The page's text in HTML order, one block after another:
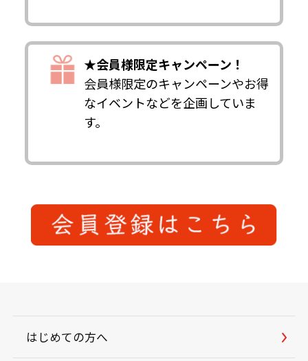
★会員様限定キャンペーン！
会員様限定のキャンペーンやお得
なイベントなどを企画していま
す。
はじめての方へ